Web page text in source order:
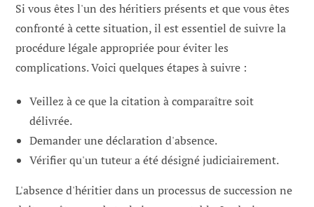
Si vous êtes l'un des héritiers présents et que vous êtes
confronté à cette situation, il est essentiel de suivre la
procédure légale appropriée pour éviter les
complications. Voici quelques étapes à suivre :
Veillez à ce que la citation à comparaître soit
délivrée.
Demander une déclaration d'absence.
Vérifier qu'un tuteur a été désigné judiciairement.
L'absence d'héritier dans un processus de succession ne